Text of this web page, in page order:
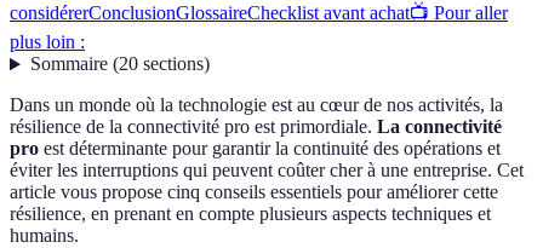
considérerConclusionGlossaireChecklist avant achat📺 Pour aller
plus loin :
Sommaire(20 sections)
Dans un monde où la technologie est au cœur de nos activités, la
résilience de la connectivité pro est primordiale. La connectivité
pro est déterminante pour garantir la continuité des opérations et
éviter les interruptions qui peuvent coûter cher à une entreprise. Cet
article vous propose cinq conseils essentiels pour améliorer cette
résilience, en prenant en compte plusieurs aspects techniques et
humains.